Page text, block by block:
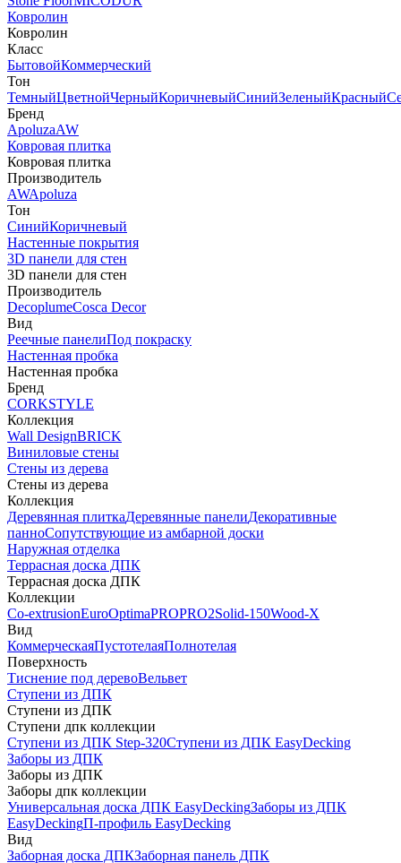
Ковролин
Ковролин
Класс
БытовойКоммерческий
Тон
ТемныйЦветнойЧерныйКоричневыйСинийЗеленыйКрасный
Бренд
ApoluzaAW
Ковровая плитка
Ковровая плитка
Производитель
AWApoluza
Тон
СинийКоричневый
Настенные покрытия
3D панели для стен
3D панели для стен
Производитель
DecoplumeCosca Decor
Вид
Реечные панелиПод покраску
Настенная пробка
Настенная пробка
Бренд
CORKSTYLE
Коллекция
Wall DesignBRICK
Виниловые стены
Стены из дерева
Стены из дерева
Коллекция
Деревянная плиткаДеревянные панелиДекоративные
панноСопутствующие из амбарной доски
Наружная отделка
Террасная доска ДПК
Террасная доска ДПК
Коллекции
Co-extrusionEuroOptimaPROPRO2Solid-150Wood-X
Вид
КоммерческаяПустотелаяПолнотелая
Поверхность
Тиснение под деревоВельвет
Ступени из ДПК
Ступени из ДПК
Ступени дпк коллекции
Ступени из ДПК Step-320Ступени из ДПК EasyDecking
Заборы из ДПК
Заборы из ДПК
Заборы дпк коллекции
Универсальная доска ДПК EasyDeckingЗаборы из ДПК
EasyDeckingП-профиль EasyDecking
Вид
Заборная доска ДПКЗаборная панель ДПК